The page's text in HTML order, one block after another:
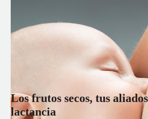
Los frutos secos, tus
lactancia